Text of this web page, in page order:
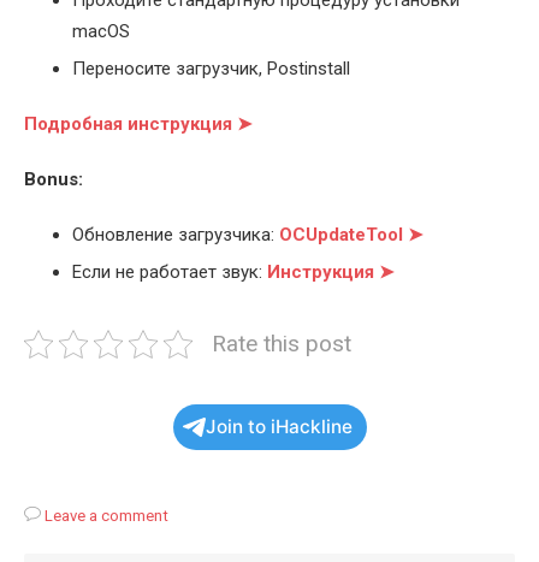
macOS
Переносите загрузчик, Postinstall
Подробная инструкция ➤
Bonus:
Обновление загрузчика: OCUpdateTool ➤
Если не работает звук: Инструкция ➤
Rate this post
Join to iHackline
Leave a comment